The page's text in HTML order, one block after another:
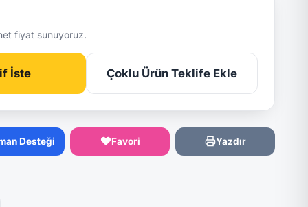
fiyat sunuyoruz.
İste Çoklu Ürün Teklife Ekle
Desteği Favori Yazdır